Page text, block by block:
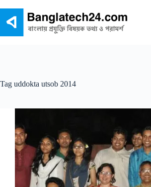
content
Tag uddokta utsob 2014